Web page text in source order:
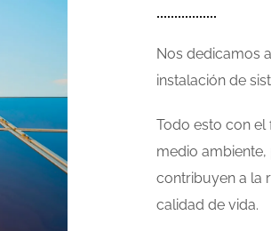
Nos dedicamos
instalación de
Todo esto con el
medio
contribuyen a la
calidad de vida.